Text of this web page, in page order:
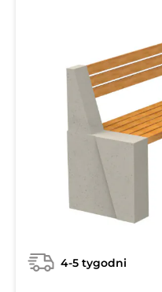
4-5 tygodni